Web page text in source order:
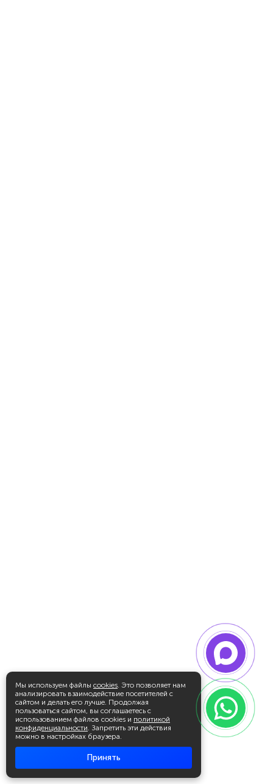
Мы используем файлы cookies. Это позволяет нам
анализировать взаимодействие посетителей с
сайтом и делать его лучше. Продолжая
пользоваться сайтом, вы соглашаетесь с
использованием файлов cookies и политикой
конфиденциальности. Запретить эти действия
можно в настройках браузера.
Принять